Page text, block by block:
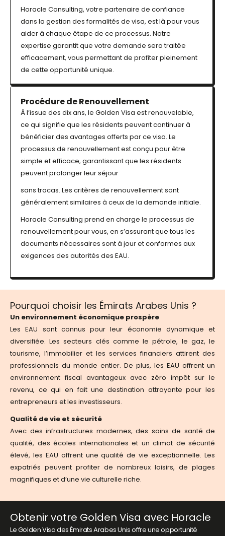
Horacle Consulting, votre partenaire de confiance
dans la gestion des formalités de visa, est là pour vous
aider à chaque étape de ce processus. Notre
expertise garantit que votre demande sera traitée
efficacement, vous permettant de profiter pleinement
de cette opportunité unique.
Procédure de Renouvellement
À l’issue des dix ans, le Golden Visa est renouvelable,
ce qui signifie que les résidents peuvent continuer à
bénéficier des avantages offerts par ce visa. Le
processus de renouvellement est conçu pour être
simple et efficace, garantissant que les résidents
peuvent prolonger leur séjour
sans tracas. Les critères de renouvellement sont
généralement similaires à ceux de la demande initiale.
Horacle Consulting prend en charge le processus de
renouvellement pour vous, en s’assurant que tous les
documents nécessaires sont à jour et conformes aux
exigences des autorités des EAU.
Pourquoi choisir les Émirats Arabes Unis ?
Un environnement économique prospère
Les EAU sont connus pour leur économie dynamique et
diversifiée. Les secteurs clés comme le pétrole, le gaz, le
tourisme, l’immobilier et les services financiers attirent des
professionnels du monde entier. De plus, les EAU offrent un
environnement fiscal avantageux avec zéro impôt sur le
revenu, ce qui en fait une destination attrayante pour les
entrepreneurs et les investisseurs.
Qualité de vie et sécurité
Avec des infrastructures modernes, des soins de santé de
qualité, des écoles internationales et un climat de sécurité
élevé, les EAU offrent une qualité de vie exceptionnelle. Les
expatriés peuvent profiter de nombreux loisirs, de plages
magnifiques et d’une vie culturelle riche.
Obtenir votre Golden Visa avec Horacle
Le Golden Visa des Émirats Arabes Unis offre une opportunité